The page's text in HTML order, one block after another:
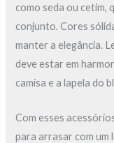
como seda ou cetim,
conjunto. Cores
manter a elegância.
deve estar em
camisa e a lapela do
Com esses
para arrasar com um